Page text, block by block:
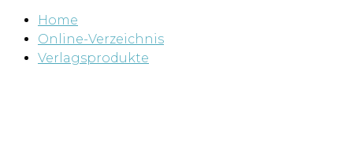
Home
Online-Verzeichnis
Verlagsprodukte